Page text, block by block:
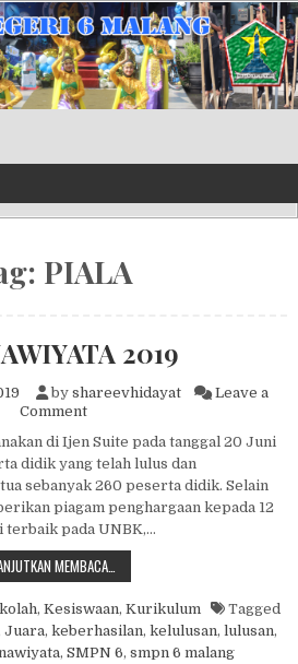
PIALA
2019
by shareevhidayat
Leave a
Commenton PURNAWIYATA 2019
di Ijen Suite pada tanggal 20 Juni
didik yang telah lulus dan
sebanyak 260 peserta didik. Selain
piagam penghargaan kepada 12
terbaik pada UNBK,…
MEMBACA…
, Kesiswaan, Kurikulum
Tagged
Juara, keberhasilan, kelulusan, lulusan,
, SMPN 6, smpn 6 malang